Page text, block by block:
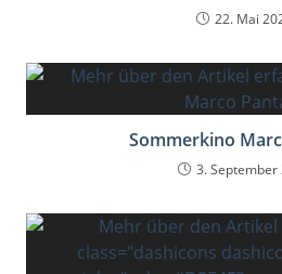
22. Mai
Sommerkino
3. September